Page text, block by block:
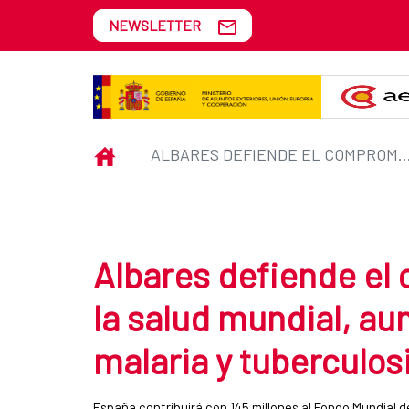
Skip to Main Content
Albares defiende el
NEWSLETTER
INICIO ALBARES DEFIENDE EL COMPROMISO DE ESPAÑA CON LA SALUD MUNDIAL, AUMENTANDO FONDOS PARA SIDA, MALARIA Y TUBERCULOSIS
Albares defiende el
la salud mundial,
malaria y